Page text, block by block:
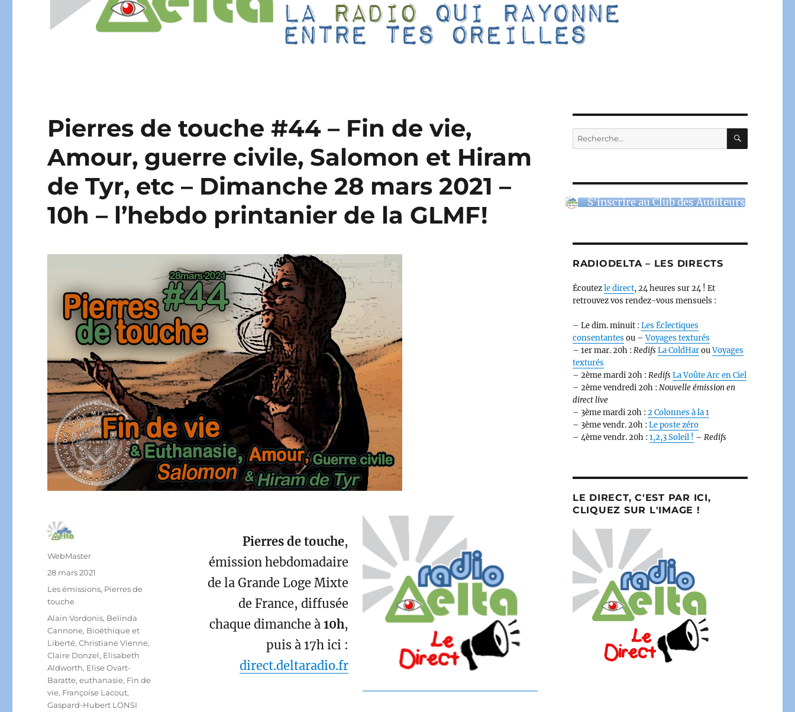
Pierres de touche #44 – Fin de vie,
Amour, guerre civile, Salomon et Hiram
de Tyr, etc – Dimanche 28 mars 2021 –
10h – l’hebdo printanier de la GLMF!
Pierres de touche,
émission hebdomadaire
de la Grande Loge Mixte
de France, diffusée
chaque dimanche à10h,
puis à 17h ici :
direct.deltaradio.fr
Auteur
WebMaster
Publié
28 mars 2021
Catégories
Les émissions, Pierres de
touche
Étiquettes
Alain Vordonis, Belinda
Cannone, Bioéthique et
Liberté,Christiane Vienne,
Claire Donzel, Elisabeth
Aldworth, Elise Ovart-
Baratte,euthanasie, Fin de
vie, Françoise Lacout,
Gaspard-Hubert LONSI
Recherche
pour :
S'inscrire au Club des Auditeurs
RADIODELTA – LES DIRECTS
Écoutezle direct, 24 heures sur 24 ! Et
retrouvez vos rendez-vous mensuels :
– Le dim. minuit : Les Éclectiques
consentantes ou –Voyages texturés
– 1er mar. 20h : Redifs La ColdHarouVoyages
texturés
– 2ème mardi 20h : Redifs La Voûte Arc en Ciel
– 2ème vendredi 20h : Nouvelle émission en
direct live
– 3ème mardi 20h : 2 Colonnes à la 1
– 3ème vendr. 20h : Le poste zéro
– 4ème vendr. 20h : 1,2,3 Soleil ! – Redifs
LE DIRECT, C'EST PAR ICI,
CLIQUEZ SUR L'IMAGE !